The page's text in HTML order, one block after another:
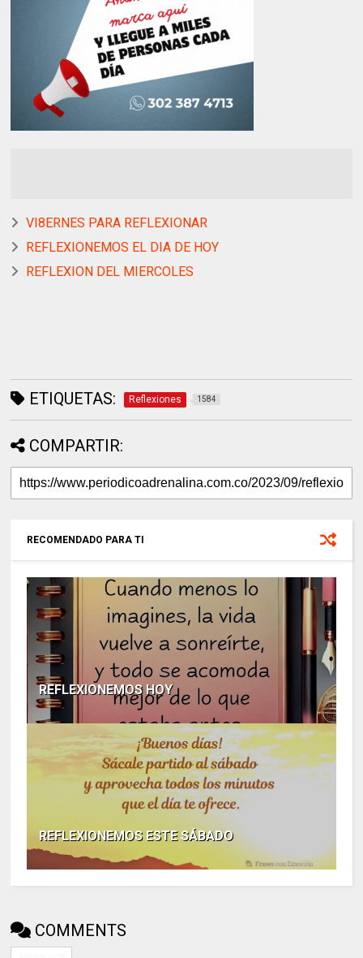
VI8ERNES PARA REFLEXIONAR
REFLEXIONEMOS EL DIA DE HOY
REFLEXION DEL MIERCOLES
ETIQUETAS: Reflexiones 1584
COMPARTIR:
RECOMENDADO PARA TI
REFLEXIONEMOS HOY
REFLEXIONEMOS ESTE SÁBADO
COMMENTS